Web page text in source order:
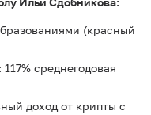
(красный
среднегодовая
доход от крипты с